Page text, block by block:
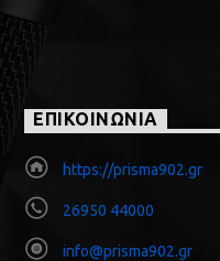
ΕΠΙΚΟΙΝΩΝΙΑ
https://prisma902.gr
26950 44000
info@prisma902.gr